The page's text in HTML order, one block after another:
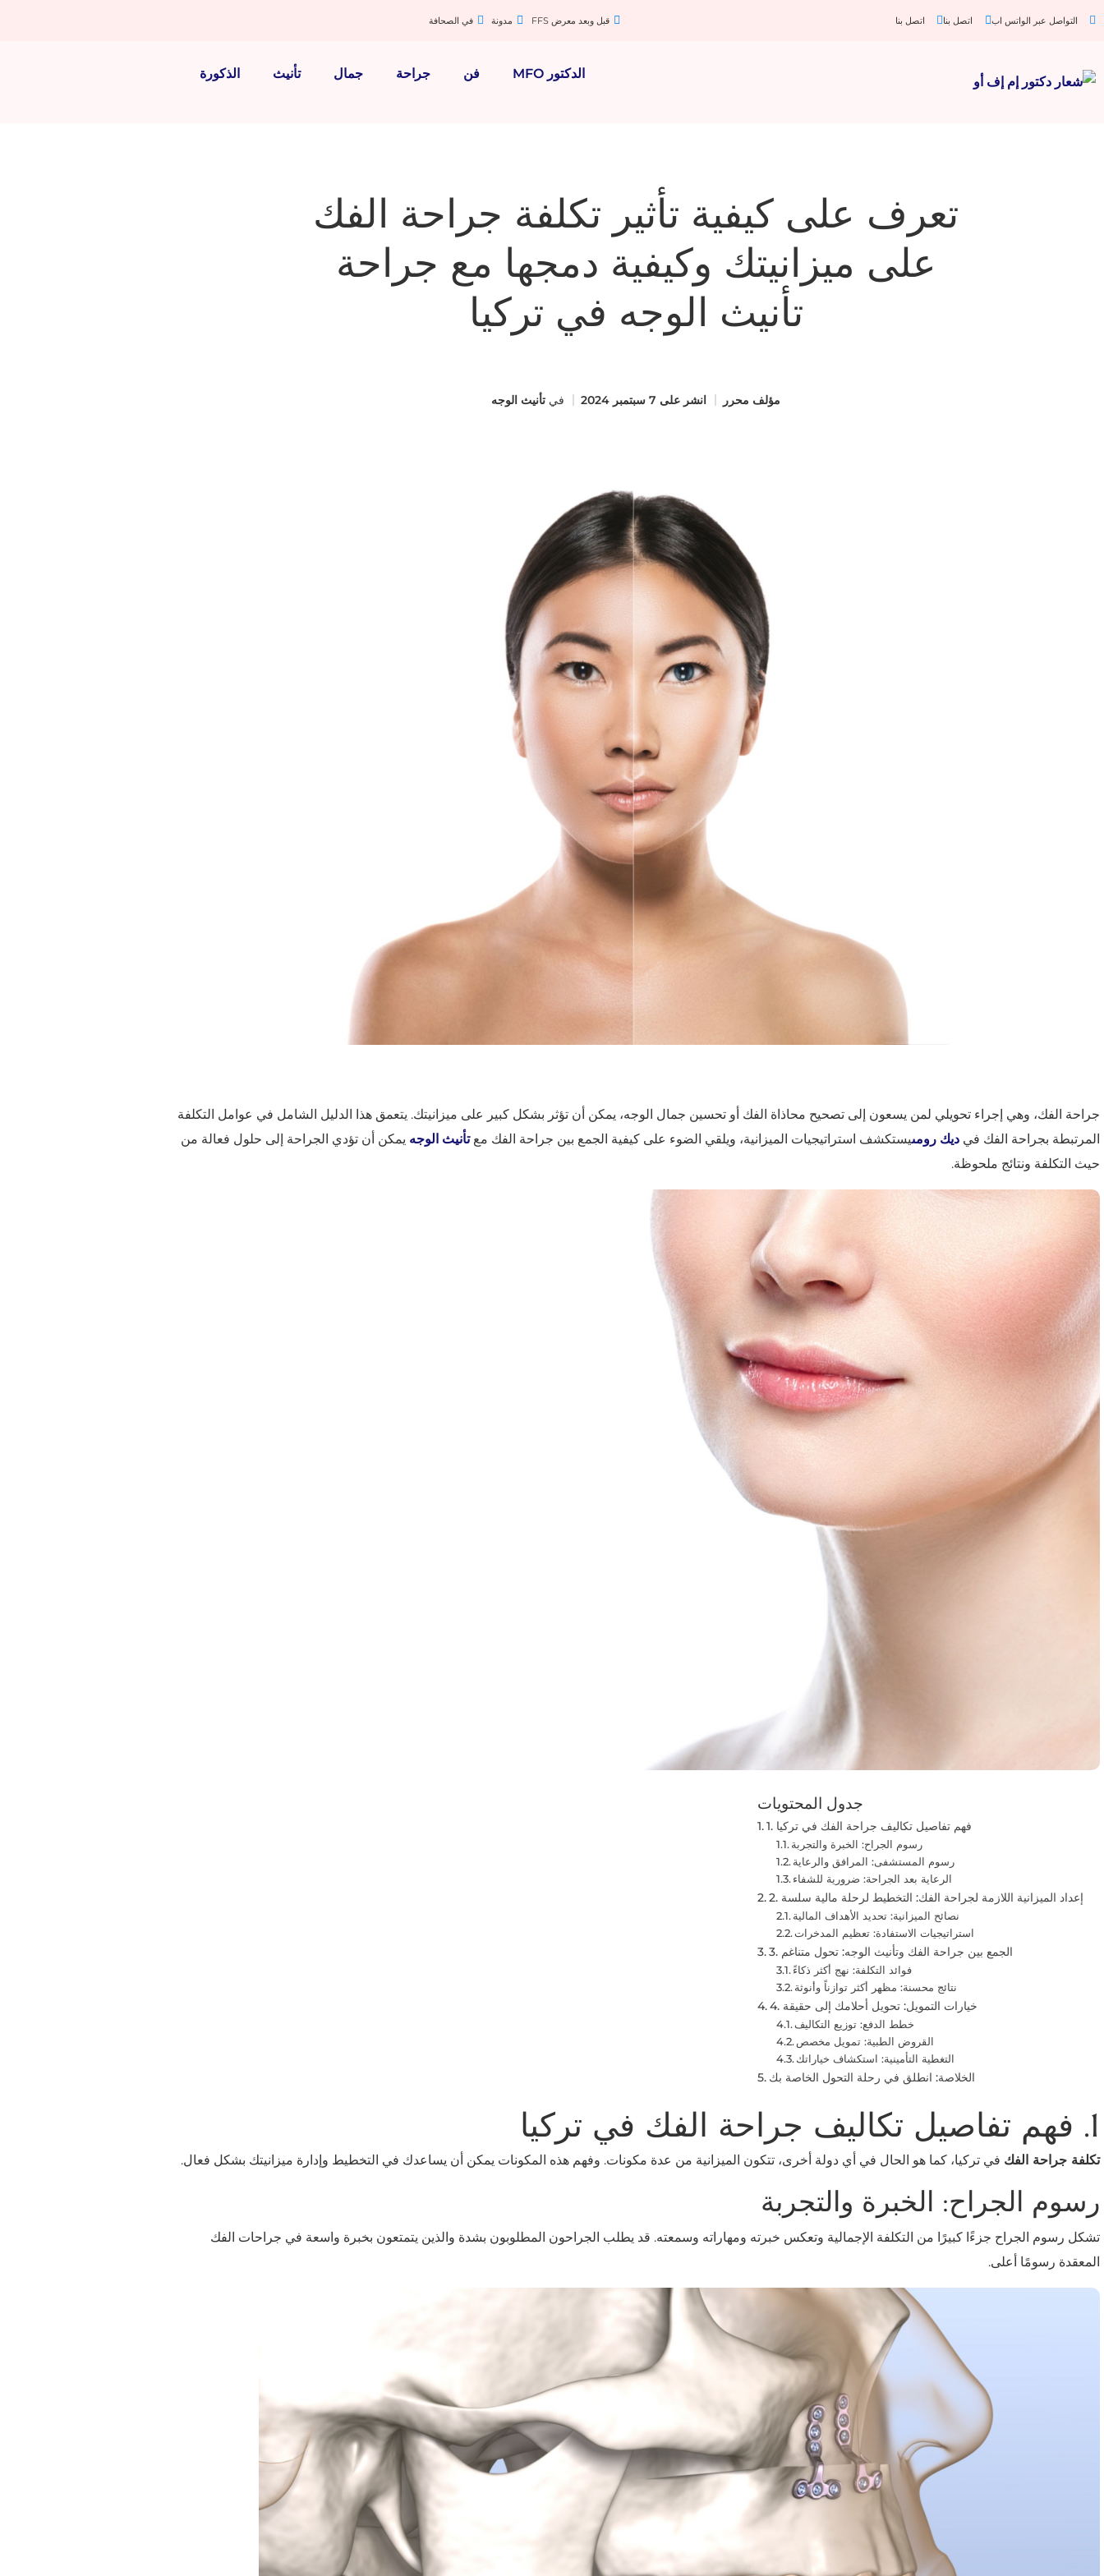
التواصل عبر الواتس اب اتصل بنا اتصل بنا قبل وبعد معرض FFS مدونة في الصحافة
الدكتور MFO فن جراحة جمال تأنيث الذكورة
تعرف على كيفية تأثير تكلفة جراحة الفك
على ميزانيتك وكيفية دمجها مع جراحة
تأنيث الوجه في تركيا
مؤلف محرر انشر على في تأنيث الوجه
جراحة الفك، وهي إجراء تحويلي لمن يسعون إلى تصحيح محاذاة الفك أو تحسين جمال الوجه، يمكن أن تؤثر بشكل كبير على ميزانيتك. يتعمق هذا الدليل الشامل في عوامل التكلفة
المرتبطة بجراحة الفك في ديك رومىيستكشف استراتيجيات الميزانية، ويلقي الضوء على كيفية الجمع بين جراحة الفك معتأنيث الوجه يمكن أن تؤدي الجراحة إلى حلول فعالة من
حيث التكلفة ونتائج ملحوظة.
جدول المحتويات
1. فهم تفاصيل تكاليف جراحة الفك في تركيا
رسوم الجراح: الخبرة والتجربة
رسوم المستشفى: المرافق والرعاية
الرعاية بعد الجراحة: ضرورية للشفاء
2. إعداد الميزانية اللازمة لجراحة الفك: التخطيط لرحلة مالية سلسة
نصائح الميزانية: تحديد الأهداف المالية
استراتيجيات الاستفادة: تعظيم المدخرات
3. الجمع بين جراحة الفك وتأنيث الوجه: تحول متناغم
فوائد التكلفة: نهج أكثر ذكاءً
نتائج محسنة: مظهر أكثر توازناً وأنوثة
4. خيارات التمويل: تحويل أحلامك إلى حقيقة
خطط الدفع: توزيع التكاليف
القروض الطبية: تمويل مخصص
التغطية التأمينية: استكشاف خياراتك
الخلاصة: انطلق في رحلة التحول الخاصة بك
1. فهم تفاصيل تكاليف جراحة الفك في تركيا
تكلفة جراحة الفك في تركيا، كما هو الحال في أي دولة أخرى، تتكون الميزانية من عدة مكونات. وفهم هذه المكونات يمكن أن يساعدك في التخطيط وإدارة ميزانيتك بشكل فعال.
رسوم الجراح: الخبرة والتجربة
تشكل رسوم الجراح جزءًا كبيرًا من التكلفة الإجمالية وتعكس خبرته ومهاراته وسمعته. قد يطلب الجراحون المطلوبون بشدة والذين يتمتعون بخبرة واسعة في جراحات الفك
المعقدة رسومًا أعلى.